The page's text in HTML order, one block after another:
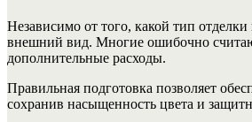
Независимо от того, какой тип
внешний вид. Многие ошибочно
дополнительные расходы.
Правильная подготовка позволяет
сохранив насыщенность цвета и